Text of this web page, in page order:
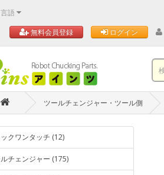
言語
無料会員登録
ログイン
ツールチェンジャー・ツール側
クワンタッチ (12)
チェンジャー (175)